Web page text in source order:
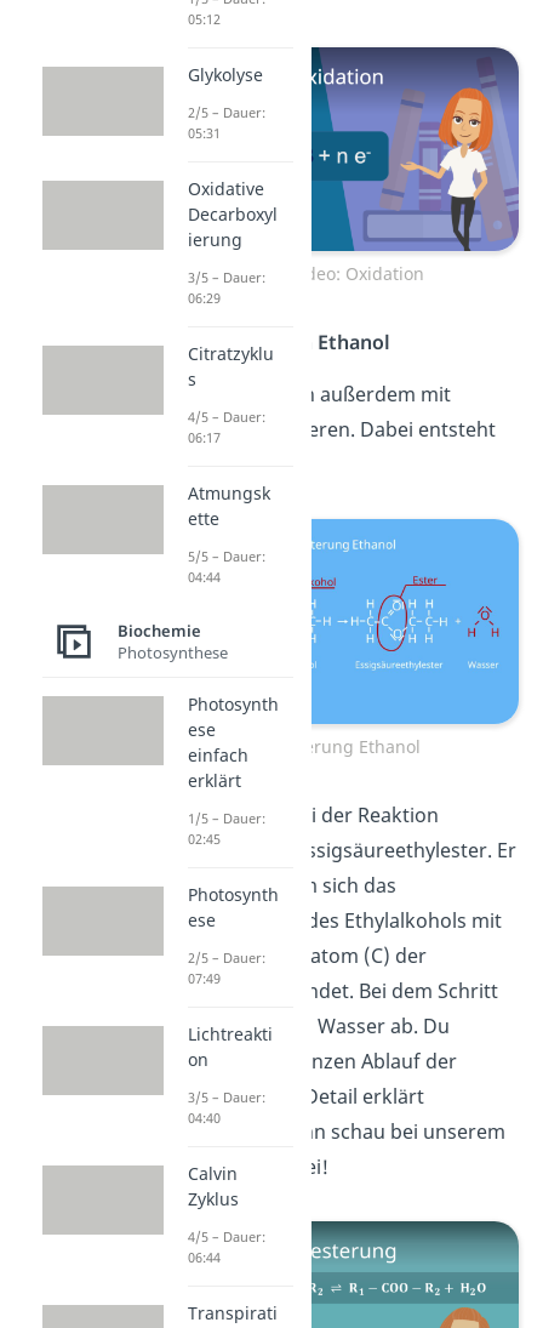
Zum Video: Oxidation
Veresterung von Ethanol
Der Alkohol kann außerdem mit
Essigsäure reagieren. Dabei entsteht
Veresterung Ethanol
Der Ester, der bei der Reaktion
entsteht, heißt Essigsäureethylester. Er
bildet sich, indem sich das
Sauerstoffatom des Ethylalkohols mit
dem Kohlenstoffatom (C) der
Essigsäure verbindet. Bei dem Schritt
spaltet sich dann Wasser ab. Du
möchtest den ganzen Ablauf der
Veresterung im Detail erklärt
bekommen? Dann schau bei unserem
Video dazu vorbei!
05:12
Glykolyse
2/5 – Dauer:
05:31
Oxidative
Decarboxyl
ierung
3/5 – Dauer:
06:29
Citratzyklu
s
4/5 – Dauer:
06:17
Atmungsk
ette
5/5 – Dauer:
04:44
Biochemie
Photosynthese
Photosynth
ese
einfach
erklärt
1/5 – Dauer:
02:45
Photosynth
ese
2/5 – Dauer:
07:49
Lichtreakti
on
3/5 – Dauer:
04:40
Calvin
Zyklus
4/5 – Dauer:
06:44
Transpirati